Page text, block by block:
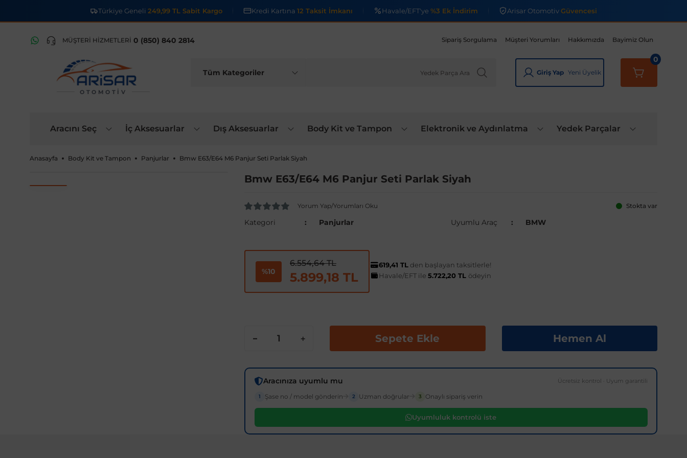
Türkiye Geneli 249,99 TL Sabit Kargo Kredi Kartına 12 Taksit İmkanı Havale/EFT'ye %3 Ek İndirim Arisar OtomotivGüvencesi
MÜŞTERİ HİZMETLERİ 0 (850) 840 2814 Sipariş Sorgulama Müşteri Yorumları Hakkımızda Bayimiz Olun
OTOMOTIV
Giriş Yap Yeni Üyelik
0
Aracını Seç İç Aksesuarlar Dış Aksesuarlar Body Kit ve Tampon Elektronik ve Aydınlatma Yedek Parçalar
Anasayfa Body Kit ve Tampon Panjurlar Bmw E63/E64 M6 Panjur Seti Parlak Siyah
Bmw E63/E64 M6 Panjur Seti Parlak Siyah
Yorum Yap/Yorumları Oku Stokta var
Kategori Panjurlar Uyumlu Araç BMW
%10
6.554,64 TL
5.899,18 TL
619,41 TL den başlayan taksitlerle!
Havale/EFT ile 5.722,20 TL ödeyin
Sepete Ekle Hemen Al
Aracınıza uyumlu mu Ücretsiz kontrol · Uyum garantili
1 Şase no / model gönderin 2 Uzman doğrular 3 Onaylı sipariş verin
Uyumluluk kontrolü iste